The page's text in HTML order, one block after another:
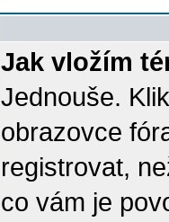
Jak vložím
Jednouše.
obrazovce
registrovat,
co vám je